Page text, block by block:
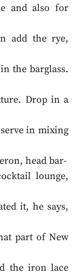
and also for
add the rye,
the barglass.
Drop in a
in mixing
head bar-
lounge,
it, he says,
part of New
the iron lace